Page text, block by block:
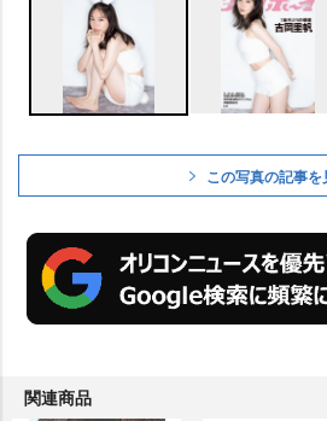
この写真の記事を
関連商品